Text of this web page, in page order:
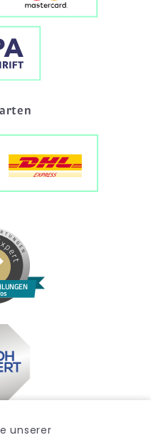
unserer